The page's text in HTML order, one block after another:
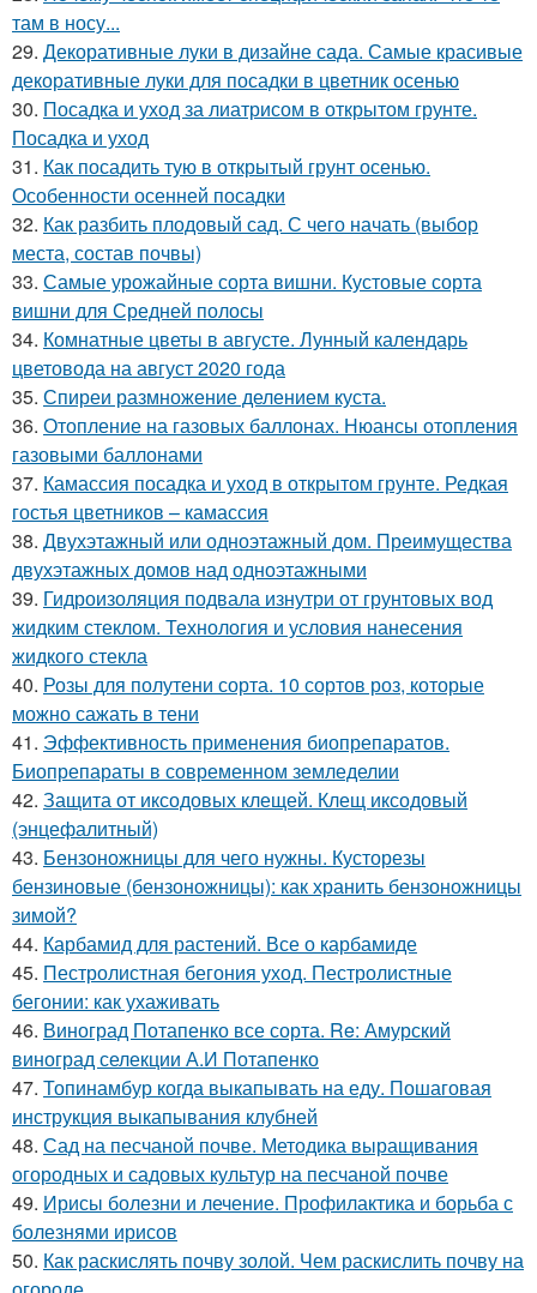
там в носу...
29. Декоративные луки в дизайне сада. Самые красивые
декоративные луки для посадки в цветник осенью
30. Посадка и уход за лиатрисом в открытом грунте.
Посадка и уход
31. Как посадить тую в открытый грунт осенью.
Особенности осенней посадки
32. Как разбить плодовый сад. С чего начать (выбор
места, состав почвы)
33. Самые урожайные сорта вишни. Кустовые сорта
вишни для Средней полосы
34. Комнатные цветы в августе. Лунный календарь
цветовода на август 2020 года
35. Спиреи размножение делением куста.
36. Отопление на газовых баллонах. Нюансы отопления
газовыми баллонами
37. Камассия посадка и уход в открытом грунте. Редкая
гостья цветников – камассия
38. Двухэтажный или одноэтажный дом. Преимущества
двухэтажных домов над одноэтажными
39. Гидроизоляция подвала изнутри от грунтовых вод
жидким стеклом. Технология и условия нанесения
жидкого стекла
40. Розы для полутени сорта. 10 сортов роз, которые
можно сажать в тени
41. Эффективность применения биопрепаратов.
Биопрепараты в современном земледелии
42. Защита от иксодовых клещей. Клещ иксодовый
(энцефалитный)
43. Бензоножницы для чего нужны. Кусторезы
бензиновые (бензоножницы): как хранить бензоножницы
зимой?
44. Карбамид для растений. Все о карбамиде
45. Пестролистная бегония уход. Пестролистные
бегонии: как ухаживать
46. Виноград Потапенко все сорта. Re: Амурский
виноград селекции А.И Потапенко
47. Топинамбур когда выкапывать на еду. Пошаговая
инструкция выкапывания клубней
48. Сад на песчаной почве. Методика выращивания
огородных и садовых культур на песчаной почве
49. Ирисы болезни и лечение. Профилактика и борьба с
болезнями ирисов
50. Как раскислять почву золой. Чем раскислить почву на